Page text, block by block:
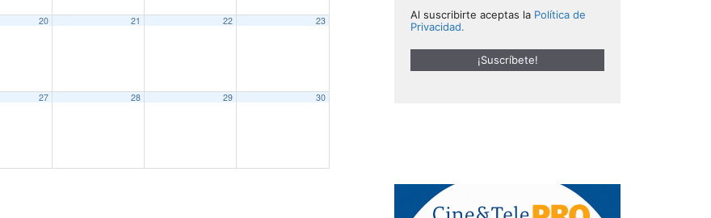
20 21 22 23
27 28 29 30
Al suscribirte aceptas la Política de
Privacidad.